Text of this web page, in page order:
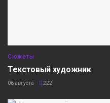
Сюжеты
Текстовый художник
06 августа 222